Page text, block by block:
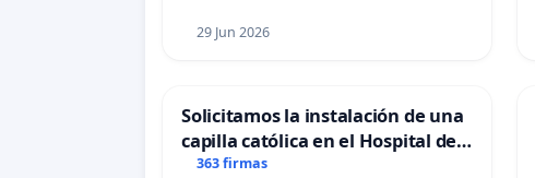
29 Jun 2026
Solicitamos la instalación de una
capilla católica en el Hospital de
Alcañiz
363 firmas